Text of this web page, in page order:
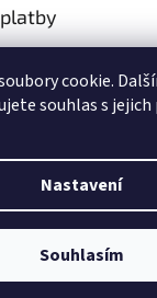
cookie.
souhlas s jejich
Nastavení
Souhlasím
ron.cz. Všechna
nastavení cookies